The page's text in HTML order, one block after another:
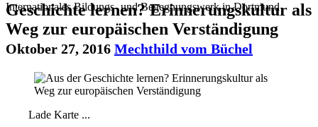
Internationales Bildungs- und Begegnungswerk in Dortmund
Geschichte lernen? Erinnerungskultur als
Weg zur europäischen Verständigung
Oktober 27, 2016 Mechthild vom Büchel
Lade Karte ...